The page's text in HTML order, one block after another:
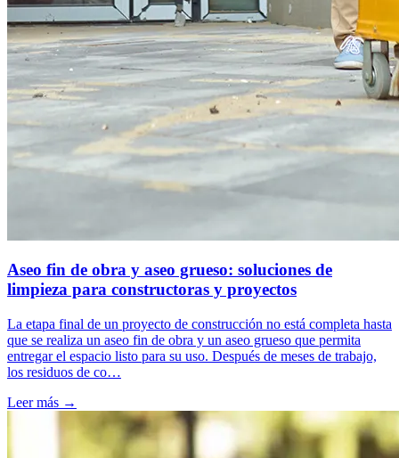
Aseo fin de obra y aseo grueso: soluciones de
limpieza para constructoras y proyectos
La etapa final de un proyecto de construcción no está completa hasta
que se realiza un aseo fin de obra y un aseo grueso que permita
entregar el espacio listo para su uso. Después de meses de trabajo,
los residuos de co…
Leer más →